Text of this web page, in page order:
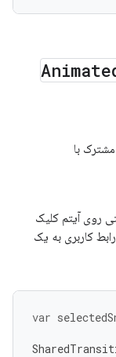
مشترک با
روی آیتم کلیک
کاربری به یک
var